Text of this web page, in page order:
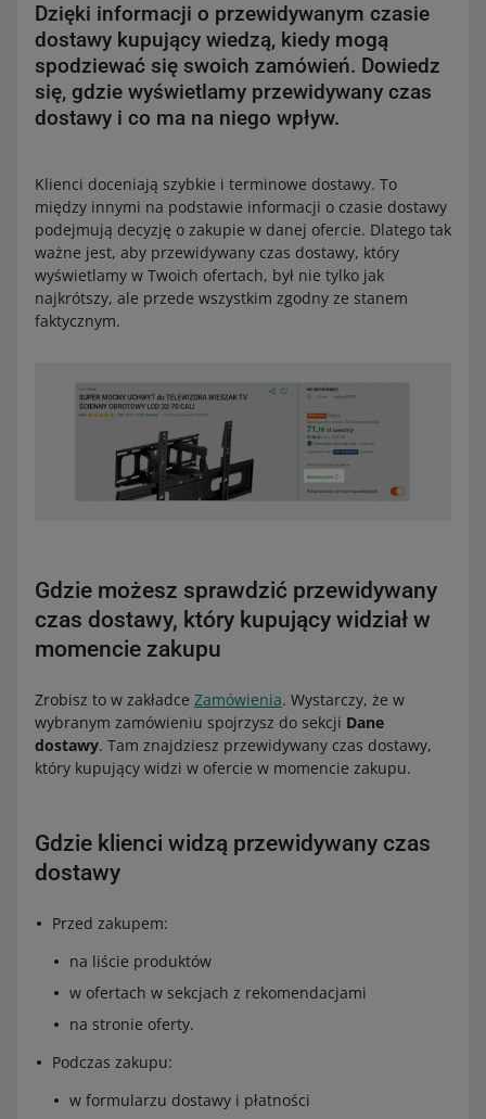
Dzięki informacji o przewidywanym czasie
dostawy kupujący wiedzą, kiedy mogą
spodziewać się swoich zamówień. Dowiedz
się, gdzie wyświetlamy przewidywany czas
dostawy i co ma na niego wpływ.
Klienci doceniają szybkie i terminowe dostawy. To
między innymi na podstawie informacji o czasie dostawy
podejmują decyzję o zakupie w danej ofercie. Dlatego tak
ważne jest, aby przewidywany czas dostawy, który
wyświetlamy w Twoich ofertach, był nie tylko jak
najkrótszy, ale przede wszystkim zgodny ze stanem
faktycznym.
Gdzie możesz sprawdzić przewidywany
czas dostawy, który kupujący widział w
momencie zakupu
Zrobisz to w zakładce Zamówienia. Wystarczy, że w
wybranym zamówieniu spojrzysz do sekcji Dane
dostawy. Tam znajdziesz przewidywany czas dostawy,
który kupujący widzi w ofercie w momencie zakupu.
Gdzie klienci widzą przewidywany czas
dostawy
Przed zakupem:
na liście produktów
w ofertach w sekcjach z rekomendacjami
na stronie oferty.
Podczas zakupu:
w formularzu dostawy i płatności